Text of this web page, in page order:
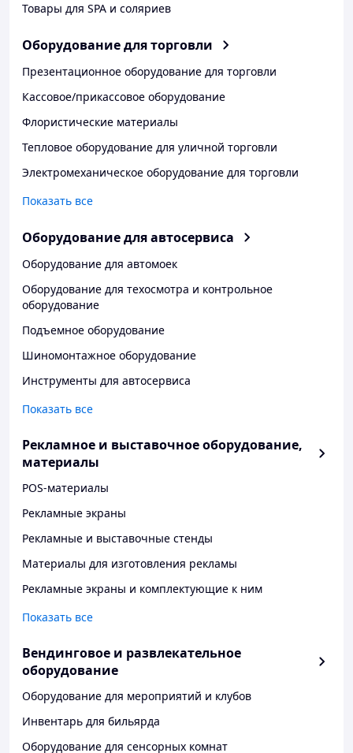
Товары для SPA и соляриев
Оборудование для торговли
Презентационное оборудование для торговли
Кассовое/прикассовое оборудование
Флористические материалы
Тепловое оборудование для уличной торговли
Электромеханическое оборудование для торговли
Показать все
Оборудование для автосервиса
Оборудование для автомоек
Оборудование для техосмотра и контрольное
оборудование
Подъемное оборудование
Шиномонтажное оборудование
Инструменты для автосервиса
Показать все
Рекламное и выставочное оборудование,
материалы
POS-материалы
Рекламные экраны
Рекламные и выставочные стенды
Материалы для изготовления рекламы
Рекламные экраны и комплектующие к ним
Показать все
Вендинговое и развлекательное
оборудование
Оборудование для мероприятий и клубов
Инвентарь для бильярда
Оборудование для сенсорных комнат